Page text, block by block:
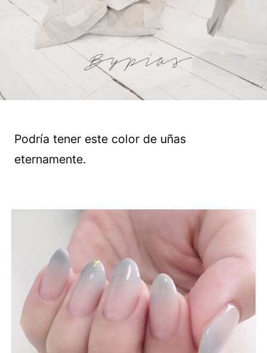
Podría tener este color de uñas
eternamente.